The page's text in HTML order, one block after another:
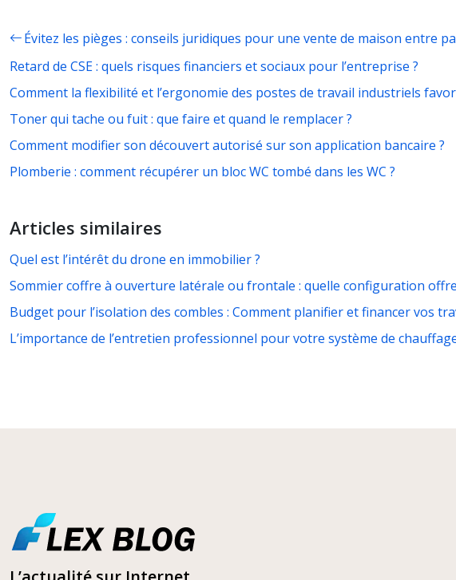
Évitez les pièges : conseils juridiques pour une vente de maison entre
Retard de CSE : quels risques financiers et sociaux pour l’entreprise ?
Comment la flexibilité et l’ergonomie des postes de travail industriels
Toner qui tache ou fuit : que faire et quand le remplacer ?
Comment modifier son découvert autorisé sur son application bancaire ?
Plomberie : comment récupérer un bloc WC tombé dans les WC ?
Articles similaires
Quel est l’intérêt du drone en immobilier ?
Sommier coffre à ouverture latérale ou frontale : quelle configuration
Budget pour l’isolation des combles : Comment planifier et financer vos
L’importance de l’entretien professionnel pour votre système de